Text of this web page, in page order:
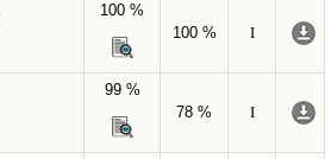
100 %
100 %
I
99 %
78 %
I